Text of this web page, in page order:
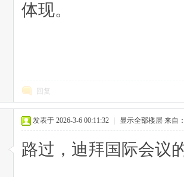
体现。
回复
发表于 2026-3-6 00:11:32 显示全部楼层 来自
路过，迪拜国际会议